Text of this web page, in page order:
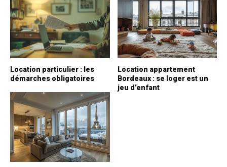
Location particulier : les
démarches obligatoires
Location appartement
Bordeaux : se loger est un
jeu d’enfant